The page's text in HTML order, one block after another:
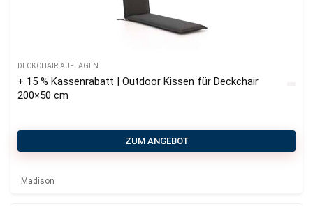
DECKCHAIR AUFLAGEN
+ 15 % Kassenrabatt | Outdoor Kissen für Deckchair
200×50 cm
ZUM ANGEBOT
Madison